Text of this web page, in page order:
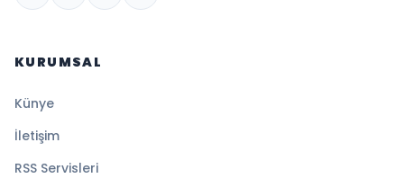
KURUMSAL
Künye
İletişim
RSS Servisleri